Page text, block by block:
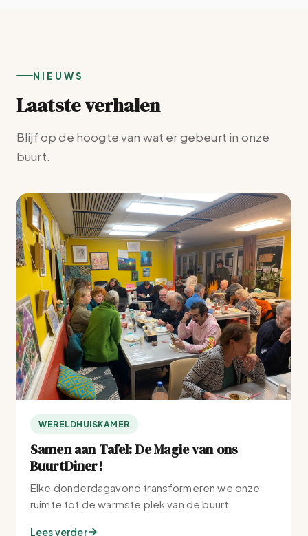
NIEUWS
Laatste verhalen
Blijf op de hoogte van wat er gebeurt in onze
buurt.
WERELDHUISKAMER
Samen aan Tafel: De Magie van ons
BuurtDiner!
Elke donderdagavond transformeren we onze
ruimte tot de warmste plek van de buurt.
Lees verder